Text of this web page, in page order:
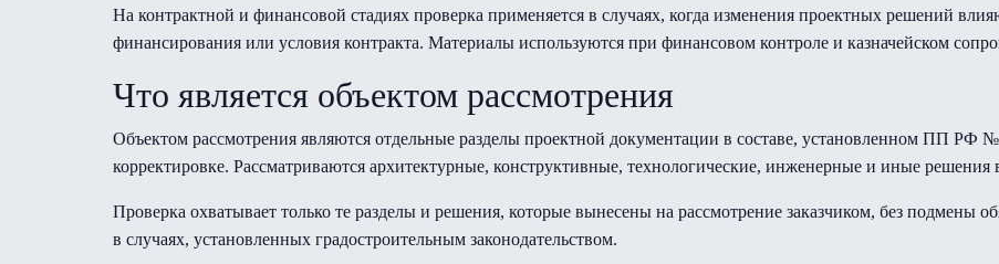
На контрактной и финансовой стадиях проверка применяется в случаях, когда изменения проектных решений
финансирования или условия контракта. Материалы используются при финансовом контроле и казначейском
Что является объектом рассмотрения
Объектом рассмотрения являются отдельные разделы проектной документации в составе, установленном ПП
корректировке. Рассматриваются архитектурные, конструктивные, технологические, инженерные и иные решения
Проверка охватывает только те разделы и решения, которые вынесены на рассмотрение заказчиком, без подмены
в случаях, установленных градостроительным законодательством.